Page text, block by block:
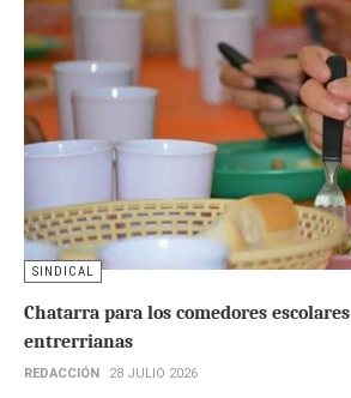
SINDICAL
Chatarra para los comedores
entrerrianas
REDACCIÓN 28 JULIO 2026